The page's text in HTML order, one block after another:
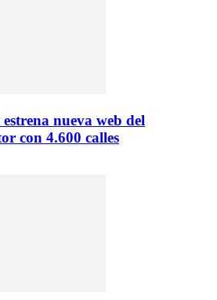
nueva web del
con 4.600 calles